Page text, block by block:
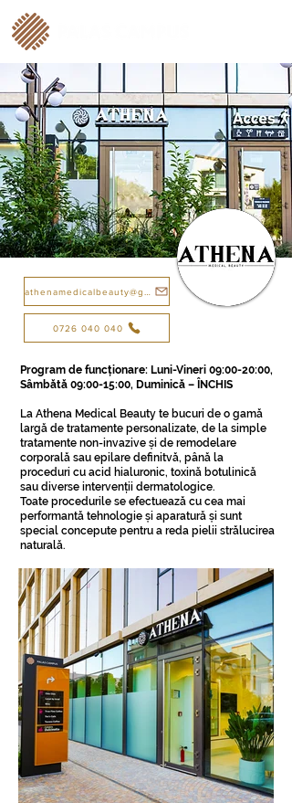
0726 040 040
Program de funcționare: Luni-Vineri 09:00-20:00,
Sâmbătă 09:00-15:00, Duminică – ÎNCHIS
La Athena Medical Beauty te bucuri de o gamă
largă de tratamente personalizate, de la simple
tratamente non-invazive și de remodelare
corporală sau epilare definitvă, până la
proceduri cu acid hialuronic, toxină botulinică
sau diverse intervenții dermatologice.
Toate procedurile se efectuează cu cea mai
performantă tehnologie și aparatură și sunt
special concepute pentru a reda pielii strălucirea
naturală.